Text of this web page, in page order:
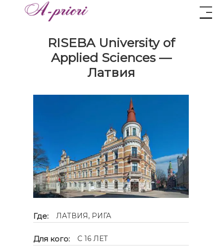
RISEBA University of
Applied Sciences —
Латвия
Где: ЛАТВИЯ, РИГА
Для кого: C 16 ЛЕТ